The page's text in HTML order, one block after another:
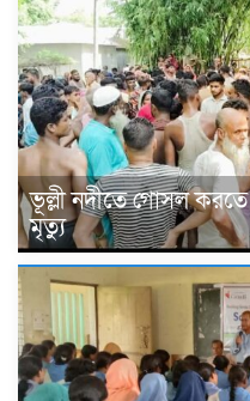
ভূল্লী নদীতে গোসল করতে
মৃত্যু